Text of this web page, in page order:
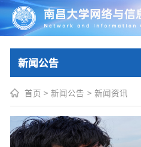
新闻公告
首页 > 新闻公告 > 新闻资讯